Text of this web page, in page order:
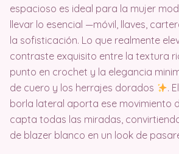
espacioso es ideal para la mujer
llevar lo esencial —móvil, llaves,
la sofisticación. Lo que realmente
contraste exquisito entre la textura
punto en crochet y la elegancia
de cuero y los herrajes dorados
.
borla lateral aporta ese movimiento
capta todas las miradas,
de blazer blanco en un look de